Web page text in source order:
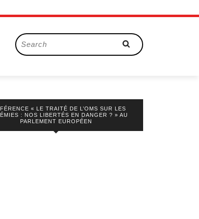
Search
for:
« LE TRAITÉ DE L’OMS SUR LES
: NOS LIBERTÉS EN DANGER ? » AU
PARLEMENT EUROPÉEN